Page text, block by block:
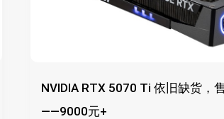
NVIDIA RTX 5070 Ti 依旧缺货，
——9000元+